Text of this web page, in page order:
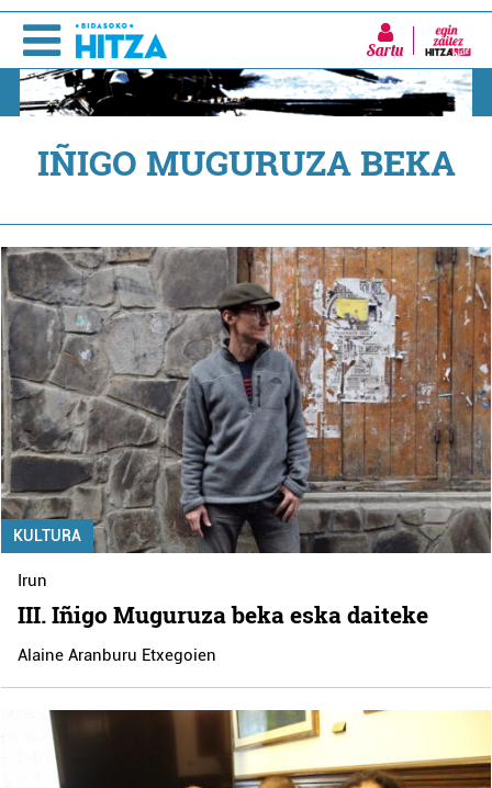
Sartu
IÑIGO MUGURUZA BEKA
KULTURA
Irun
III. Iñigo Muguruza beka eska daiteke
Alaine Aranburu Etxegoien